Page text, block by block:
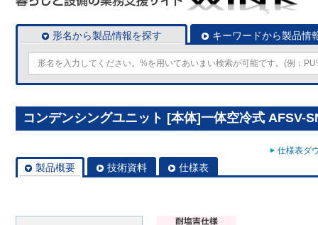
形名から製品情報を探す キーワードから製品情
コンデンシングユニット [本体]一体空冷式 AFSV-
仕様表ダ
製品概要 技術資料 仕様表